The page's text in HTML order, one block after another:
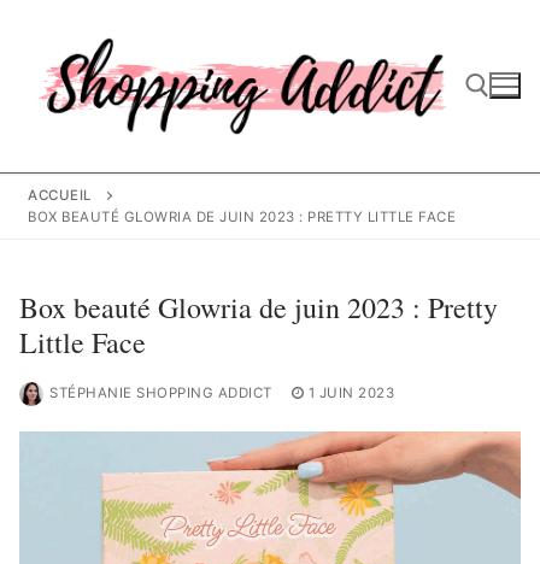
contenu
ACCUEIL
BOX BEAUTÉ GLOWRIA DE JUIN 2023 : PRETTY LITTLE FACE
Box beauté Glowria de juin 2023 : Pretty
Little Face
STÉPHANIE SHOPPING ADDICT 1 JUIN 2023